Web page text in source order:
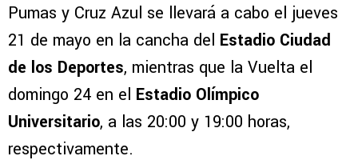
Pumas y Cruz Azul se llevará a cabo el jueves
21 de mayo en la cancha del Estadio Ciudad
de los Deportes, mientras que la Vuelta el
domingo 24 en el Estadio Olímpico
Universitario, a las 20:00 y 19:00 horas,
respectivamente.